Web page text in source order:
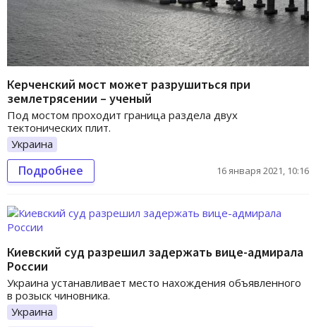
Керченский мост может разрушиться при
землетрясении – ученый
Под мостом проходит граница раздела двух
тектонических плит.
Украина
Подробнее 16 января 2021, 10:16
Киевский суд разрешил задержать вице-адмирала
России
Украина устанавливает место нахождения объявленного
в розыск чиновника.
Украина